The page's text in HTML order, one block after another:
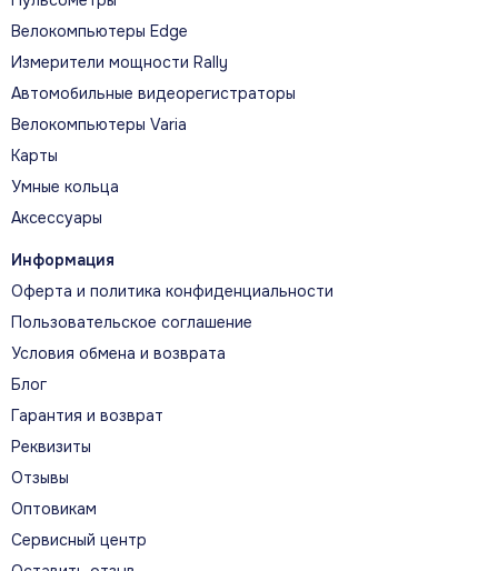
Велокомпьютеры Edge
Измерители мощности Rally
Автомобильные видеорегистраторы
Велокомпьютеры Varia
Карты
Умные кольца
Аксессуары
Информация
Оферта и политика конфиденциальности
Пользовательское соглашение
Условия обмена и возврата
Блог
Гарантия и возврат
Реквизиты
Отзывы
Оптовикам
Сервисный центр